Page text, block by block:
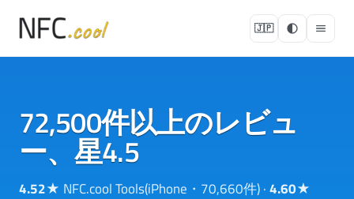
🇯🇵
72,500件以上のレビュ
ー、星4.5
4.52★ NFC.cool Tools(iPhone・70,660件) ·4.60★